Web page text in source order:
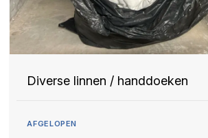
Diverse linnen / handdoeken
AFGELOPEN